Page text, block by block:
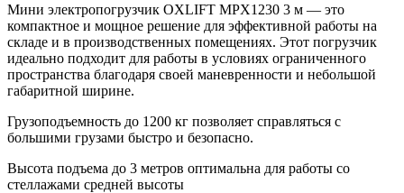
Мини электропогрузчик OXLIFT MPX1230 3 м — это
компактное и мощное решение для эффективной работы на
складе и в производственных помещениях. Этот погрузчик
идеально подходит для работы в условиях ограниченного
пространства благодаря своей маневренности и небольшой
габаритной ширине.
Грузоподъемность до 1200 кг позволяет справляться с
большими грузами быстро и безопасно.
Высота подъема до 3 метров оптимальна для работы со
стеллажами средней высоты